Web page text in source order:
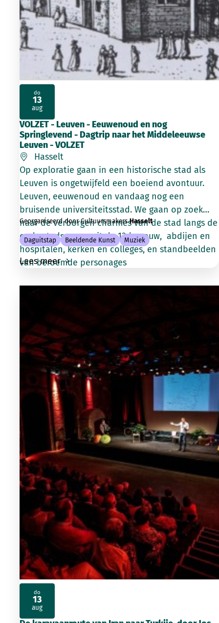
VOLZET - Leuven - Eeuwenoud en nog
Springlevend - Dagtrip naar het Middeleeuwse
Leuven - VOLZET
Hasselt
Op exploratie gaan in een historische stad als
Leuven is ongetwijfeld een boeiend avontuur.
Leuven, eeuwenoud en vandaag nog een
bruisende universiteitsstad. We gaan op zoek
naar de verborgen charmes van de stad langs de
oude stadsmuren uit de 12de eeuw, abdijen en
hospitalen, kerken en colleges, en standbeelden
van beroemde personages
Georganiseerd door CultuursmakersHasselt
Daguitstap Beeldende Kunst Muziek
Lees meer
do
13
aug
2026
do
13
aug
2026